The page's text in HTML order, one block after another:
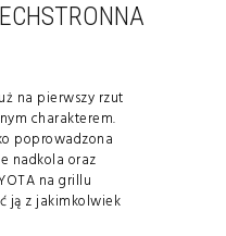
na pierwszy rzut
charakterem.
poprowadzona
nadkola oraz
na grillu
ją z jakimkolwiek